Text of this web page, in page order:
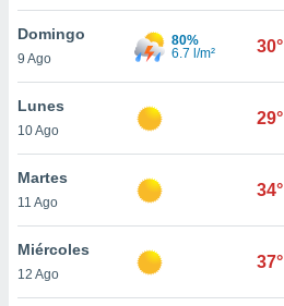
de
cookies
aceptar
Domingo
9 Ago
80%
6.7 l/m²
30°
Lunes
10 Ago
29°
Martes
11 Ago
34°
Miércoles
12 Ago
37°